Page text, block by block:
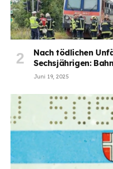
Nach tödlichen
Sechsjährigen:
Juni 19, 2025